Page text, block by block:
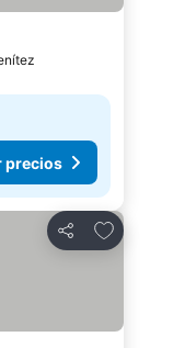
precios
Compartir
Agregar a